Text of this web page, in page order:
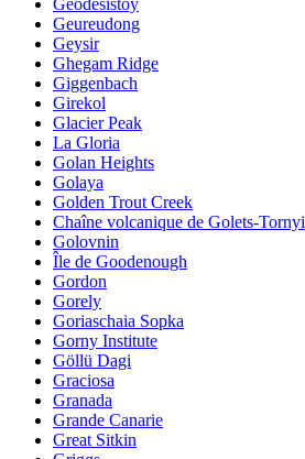
Geureudong
Geysir
Ghegam Ridge
Giggenbach
Girekol
Glacier Peak
La Gloria
Golan Heights
Golaya
Golden Trout Creek
Chaîne volcanique de Golets-Tornyi
Golovnin
Île de Goodenough
Gordon
Gorely
Goriaschaia Sopka
Gorny Institute
Göllü Dagi
Graciosa
Granada
Grande Canarie
Great Sitkin